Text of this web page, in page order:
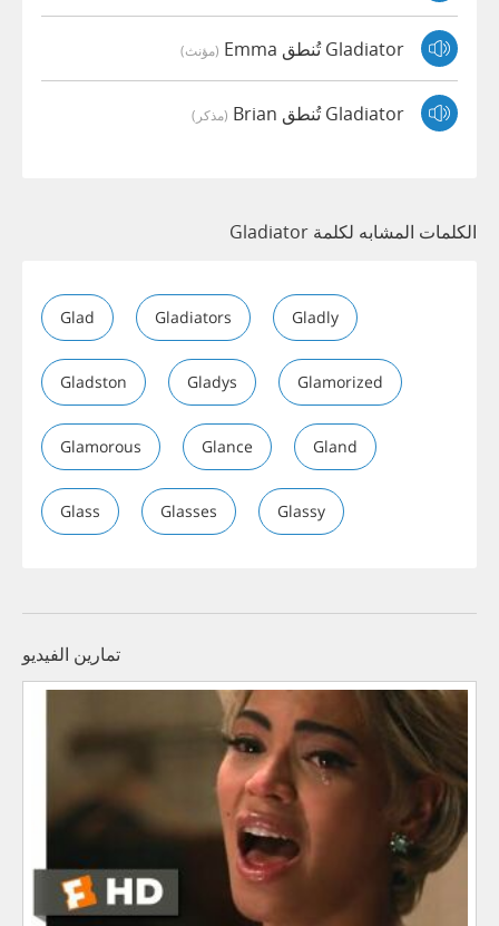
Gladiator تُنطق Emma (مؤنث)
Gladiator تُنطق Brian (مذكر)
الكلمات المشابه لكلمة Gladiator
Glad Gladiators Gladly
Gladston Gladys Glamorized
Glamorous Glance Gland
Glass Glasses Glassy
تمارين الفيديو